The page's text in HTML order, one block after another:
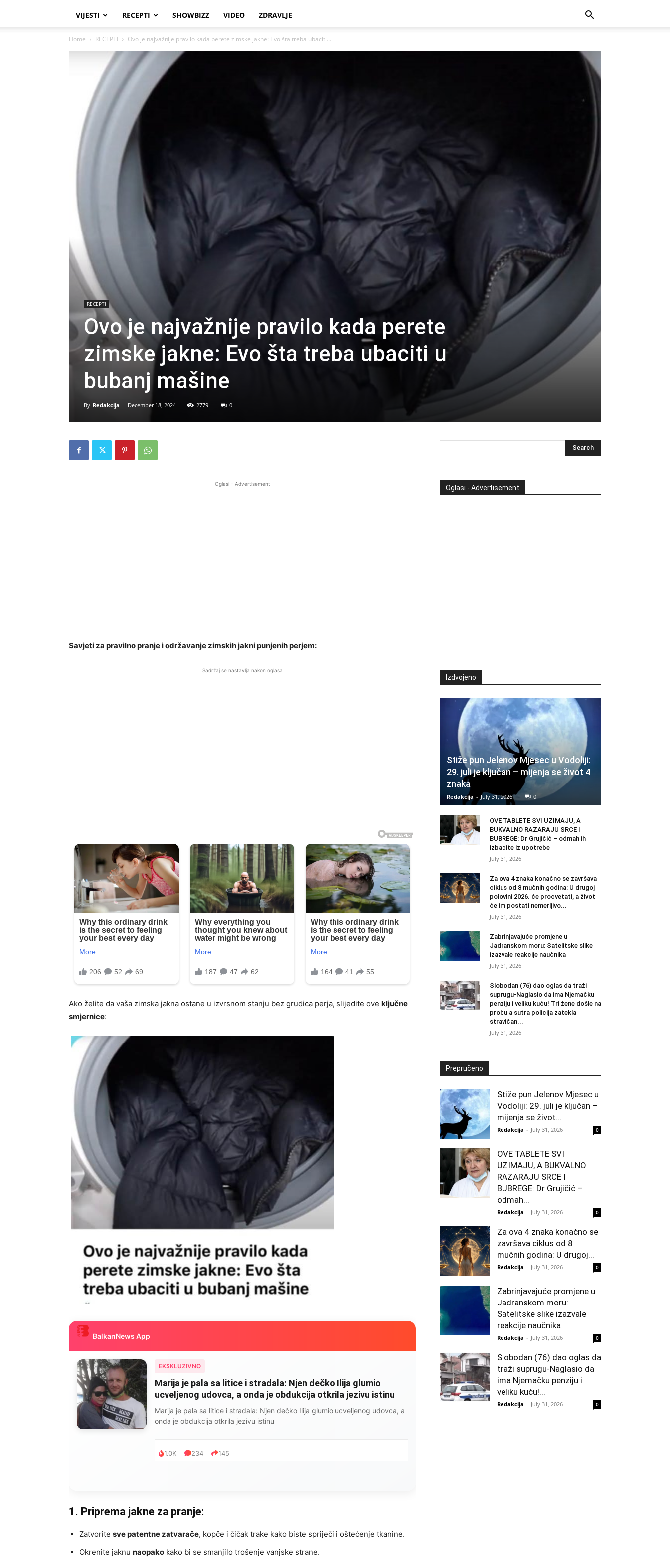
VIJESTI RECEPTI SHOWBIZZ VIDEO ZDRAVLJE
Home RECEPTI Ovo je najvažnije pravilo kada perete zimske jakne: Evo šta treba ubaciti...
RECEPTI
Ovo je najvažnije pravilo kada perete
zimske jakne: Evo šta treba ubaciti u
bubanj mašine
By Redakcija - December 18, 2024 2779 0
Oglasi - Advertisement
Savjeti za pravilno pranje i održavanje zimskih jakni punjenih perjem:
Sadržaj se nastavlja nakon oglasa
Ako želite da vaša zimska jakna ostane u izvrsnom stanju bez grudica perja, slijedite ove ključne
smjernice:
BalkanNews App
EKSKLUZIVNO
Marija je pala sa litice i stradala: Njen dečko Ilija glumio
ucveljenog udovca, a onda je obdukcija otkrila jezivu istinu
Marija je pala sa litice i stradala: Njen dečko Ilija glumio ucveljenog udovca, a
onda je obdukcija otkrila jezivu istinu
1.0K 234 145
1. Priprema jakne za pranje:
Zatvorite sve patentne zatvarače, kopče i čičak trake kako biste spriječili oštećenje tkanine.
Okrenite jaknu naopako kako bi se smanjilo trošenje vanjske strane.
Oglasi - Advertisement
Izdvojeno
Stiže pun Jelenov Mjesec u Vodoliji:
29. juli je ključan – mijenja se život 4
znaka
Redakcija - July 31, 2026 0
OVE TABLETE SVI UZIMAJU, A
BUKVALNO RAZARAJU SRCE I
BUBREGE: Dr Grujičić – odmah ih
izbacite iz upotrebe
July 31, 2026
Za ova 4 znaka konačno se završava
ciklus od 8 mučnih godina: U drugoj
polovini 2026. će procvetati, a život
će im postati nemerljivo...
July 31, 2026
Zabrinjavajuće promjene u
Jadranskom moru: Satelitske slike
izazvale reakcije naučnika
July 31, 2026
Slobodan (76) dao oglas da traži
suprugu-Naglasio da ima Njemačku
penziju i veliku kuću! Tri žene došle na
probu a sutra policija zatekla
stravičan...
July 31, 2026
Prepručeno
Stiže pun Jelenov Mjesec u
Vodoliji: 29. juli je ključan –
mijenja se život...
Redakcija - July 31, 2026 0
OVE TABLETE SVI
UZIMAJU, A BUKVALNO
RAZARAJU SRCE I
BUBREGE: Dr Grujičić –
odmah...
Redakcija - July 31, 2026 0
Za ova 4 znaka konačno se
završava ciklus od 8
mučnih godina: U drugoj...
Redakcija - July 31, 2026 0
Zabrinjavajuće promjene u
Jadranskom moru:
Satelitske slike izazvale
reakcije naučnika
Redakcija - July 31, 2026 0
Slobodan (76) dao oglas da
traži suprugu-Naglasio da
ima Njemačku penziju i
veliku kuću!...
Redakcija - July 31, 2026 0